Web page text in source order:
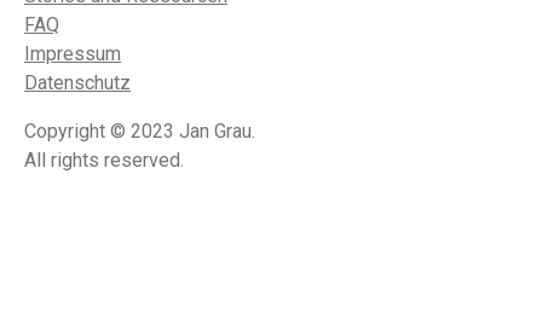
FAQ
Impressum
Datenschutz
Copyright © 2023 Jan Grau.
All rights reserved.